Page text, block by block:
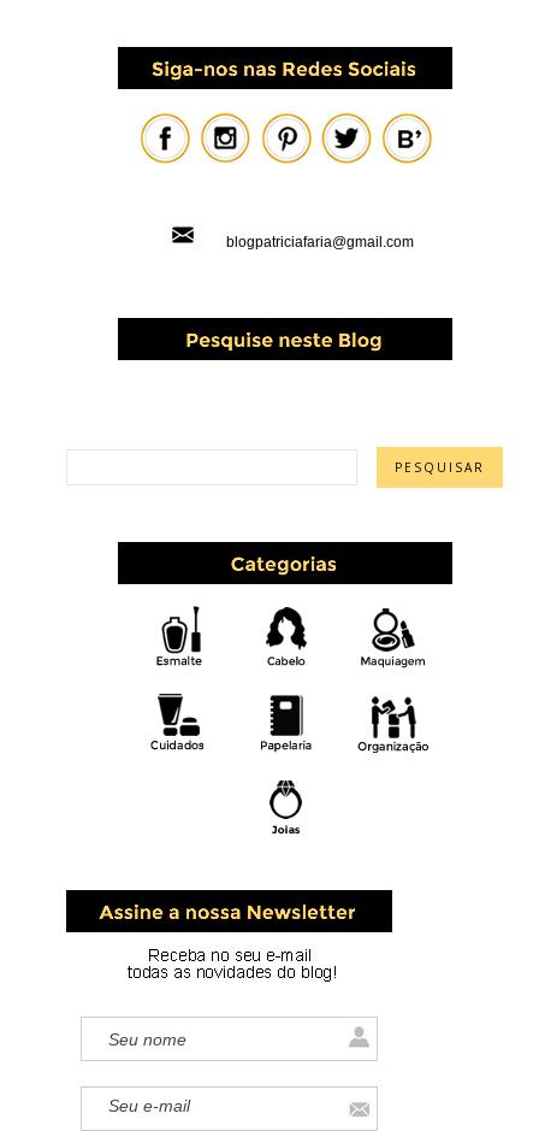
blogpatriciafaria@gmail.com